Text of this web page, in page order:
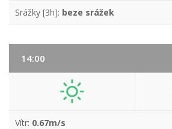
Srážky [3h]: beze srážek
14:00
Vítr: 0.67m/s